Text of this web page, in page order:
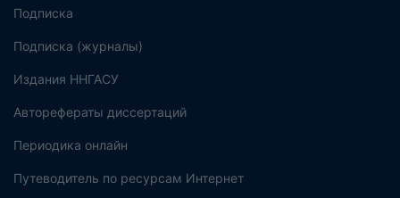
Подписка
Подписка (журналы)
Издания ННГАСУ
Авторефераты диссертаций
Периодика онлайн
Путеводитель по ресурсам Интернет